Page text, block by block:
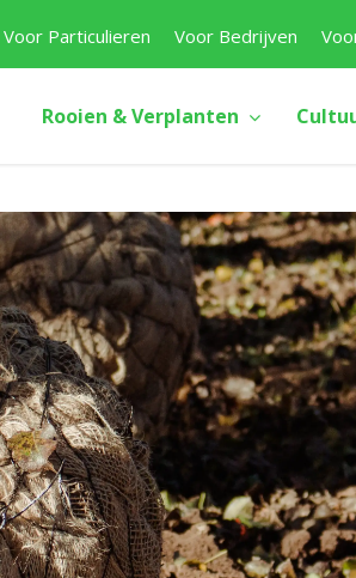
Voor Particulieren Voor Bedrijven
Rooien & Verplanten